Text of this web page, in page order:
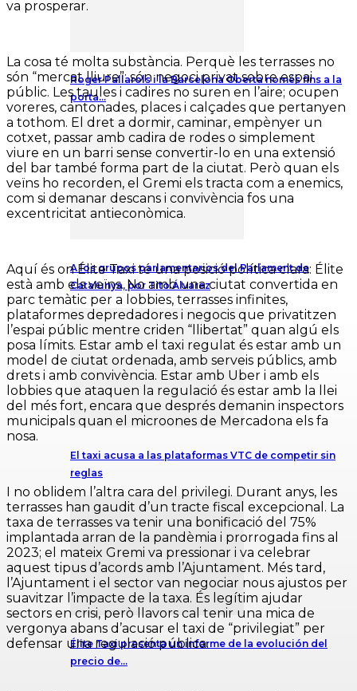
Roger Pallarols i la Barcelona Oberta només fins a la
porta…
A los grupos parlamentarios del Parlament de
Catalunya, por Tito Álvarez
El taxi acusa a las plataformas VTC de competir sin
reglas
Élite Taxi presenta un informe de la evolución del
precio de…
va prosperar.
La cosa té molta substància. Perquè les terrasses no
són “mercat lliure”: són negoci privat sobre espai
públic. Les taules i cadires no suren en l’aire; ocupen
voreres, cantonades, places i calçades que pertanyen
a tothom. El dret a dormir, caminar, empènyer un
cotxet, passar amb cadira de rodes o simplement
viure en un barri sense convertir-lo en una extensió
del bar també forma part de la ciutat. Però quan els
veïns ho recorden, el Gremi els tracta com a enemics,
com si demanar descans i convivència fos una
excentricitat antieconòmica.
Aquí és on Élite Taxi té una posició política clara: Élite
està amb els veïns. No amb una ciutat convertida en
parc temàtic per a lobbies, terrasses infinites,
plataformes depredadores i negocis que privatitzen
l’espai públic mentre criden “llibertat” quan algú els
posa límits. Estar amb el taxi regulat és estar amb un
model de ciutat ordenada, amb serveis públics, amb
drets i amb convivència. Estar amb Uber i amb els
lobbies que ataquen la regulació és estar amb la llei
del més fort, encara que després demanin inspectors
municipals quan el microones de Mercadona els fa
nosa.
I no oblidem l’altra cara del privilegi. Durant anys, les
terrasses han gaudit d’un tracte fiscal excepcional. La
taxa de terrasses va tenir una bonificació del 75%
implantada arran de la pandèmia i prorrogada fins al
2023; el mateix Gremi va pressionar i va celebrar
aquest tipus d’acords amb l’Ajuntament. Més tard,
l’Ajuntament i el sector van negociar nous ajustos per
suavitzar l’impacte de la taxa. És legítim ajudar
sectors en crisi, però llavors cal tenir una mica de
vergonya abans d’acusar el taxi de “privilegiat” per
defensar una regulació pública.